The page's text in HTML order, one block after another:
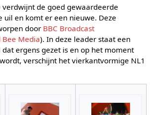
de goed gewaardeerde
uil en komt er een nieuwe. Deze
door BBC Broadcast
Bee Media). In deze leader staat een
ergens gezet is en op het moment
verschijnt het vierkantvormige NL1